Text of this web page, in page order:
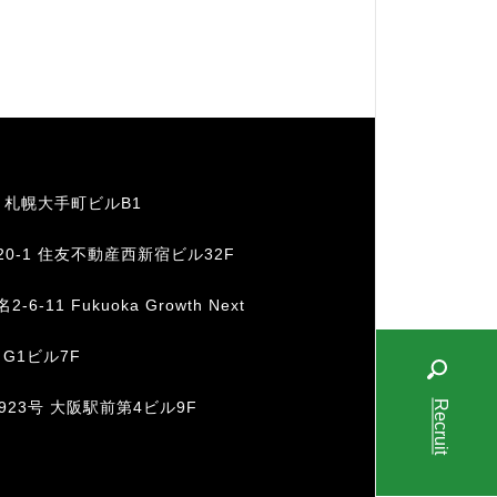
Recruit
幌大手町ビルB1
1 住友不動産西新宿ビル32F
2-6-11 Fukuoka Growth Next
ビル7F
号 大阪駅前第4ビル9F